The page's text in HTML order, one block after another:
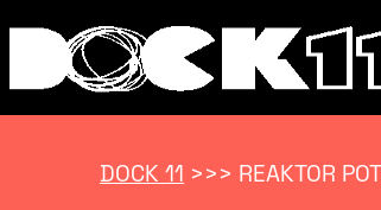
DOCK 11 >>> REAKTOR